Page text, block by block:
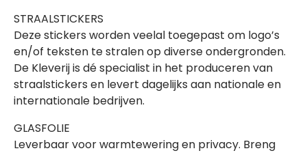
STRAALSTICKERS
Deze stickers worden veelal toegepast om logo’s
en/of teksten te stralen op diverse ondergronden.
De Kleverij is dé specialist in het produceren van
straalstickers en levert dagelijks aan nationale en
internationale bedrijven.
GLASFOLIE
Leverbaar voor warmtewering en privacy. Breng